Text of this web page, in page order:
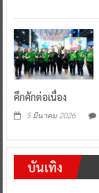
คึกคักต่อเนื่อง
5 มีนาคม 2026
บันเทิง